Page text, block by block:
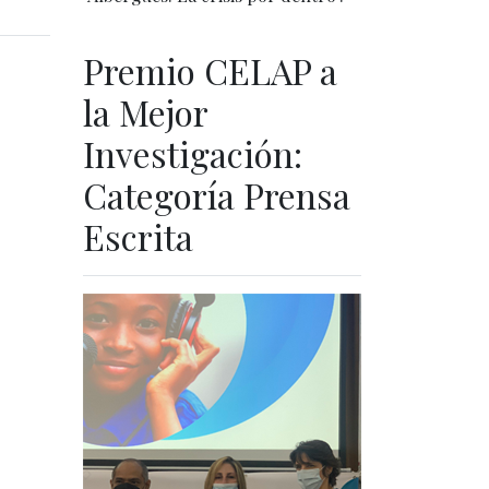
Premio CELAP a
la Mejor
Investigación:
Categoría Prensa
Escrita